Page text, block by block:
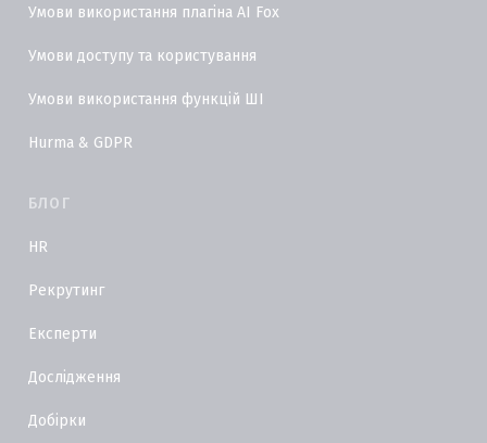
Умови використання плагіна AI Fox
Умови доступу та користування
Умови використання функцій ШІ
Hurma & GDPR
БЛОГ
HR
Рекрутинг
Експерти
Дослідження
Добірки